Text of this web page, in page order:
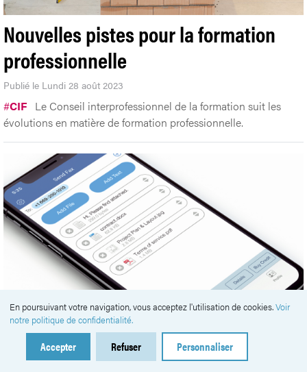
Nouvelles pistes pour la formation
professionnelle
Publié le Lundi 28 août 2023
#CIF Le Conseil interprofessionnel de la formation suit les
évolutions en matière de formation professionnelle.
L’entreprise genevoise qui a
En poursuivant votre navigation, vous acceptez l'utilisation de cookies.Voir
notre politique de confidentialité.
Accepter Refuser Personnaliser